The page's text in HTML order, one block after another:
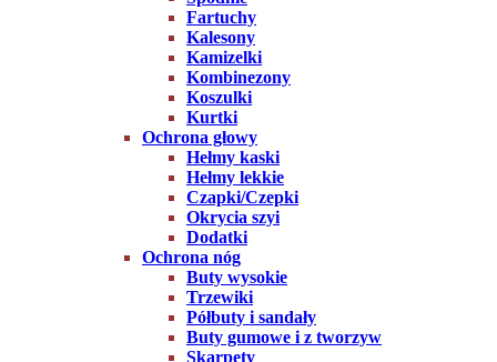
Fartuchy
Kalesony
Kamizelki
Kombinezony
Koszulki
Kurtki
Ochrona głowy
Hełmy kaski
Hełmy lekkie
Czapki/Czepki
Okrycia szyi
Dodatki
Ochrona nóg
Buty wysokie
Trzewiki
Półbuty i sandały
Buty gumowe i z tworzyw
Skarpety